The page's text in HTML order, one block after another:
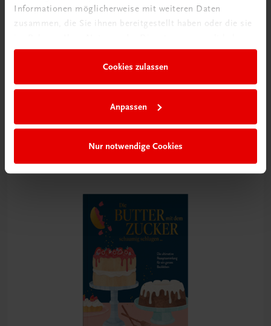
Informationen möglicherweise mit weiteren Daten
zusammen, die Sie ihnen bereitgestellt haben oder die sie
Cookies zulassen
Anpassen
Nur notwendige Cookies
Wiener Zuckerbäckerei
Süße Klassiker und wiederentdeckte Schätze